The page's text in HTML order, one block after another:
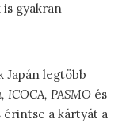
is gyakran
Japán legtöbb
ICOCA, PASMO és
érintse a kártyát a